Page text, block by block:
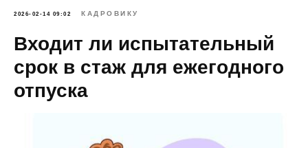
2026-02-14 09:02 КАДРОВИКУ
Входит ли испытательный
срок в стаж для ежегодного
отпуска